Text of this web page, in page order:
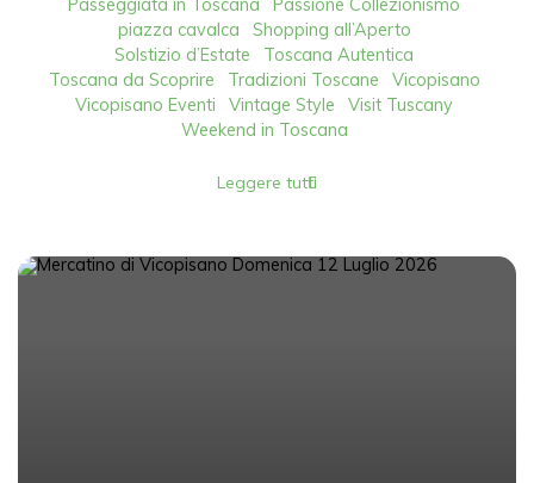
piazza cavalca
Shopping all’Aperto
Solstizio d’Estate
Toscana Autentica
Toscana da Scoprire
Tradizioni Toscane
Vicopisano
Vicopisano Eventi
Vintage Style
Visit Tuscany
Weekend in Toscana
Leggere tutti